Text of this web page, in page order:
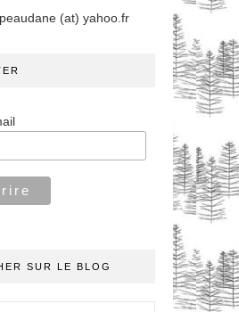
(at) yahoo.fr
SUR LE BLOG